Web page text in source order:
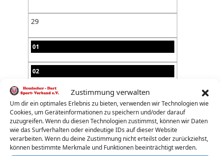
Zustimmung verwalten
Um dir ein optimales Erlebnis zu bieten, verwenden wir Technologien wie
Cookies, um Geräteinformationen zu speichern und/oder darauf
zuzugreifen. Wenn du diesen Technologien zustimmst, können wir Daten
wie das Surfverhalten oder eindeutige IDs auf dieser Website
verarbeiten. Wenn du deine Zustimmung nicht erteilst oder zurückziehst,
können bestimmte Merkmale und Funktionen beeinträchtigt werden.
29
01
02
03
04
05